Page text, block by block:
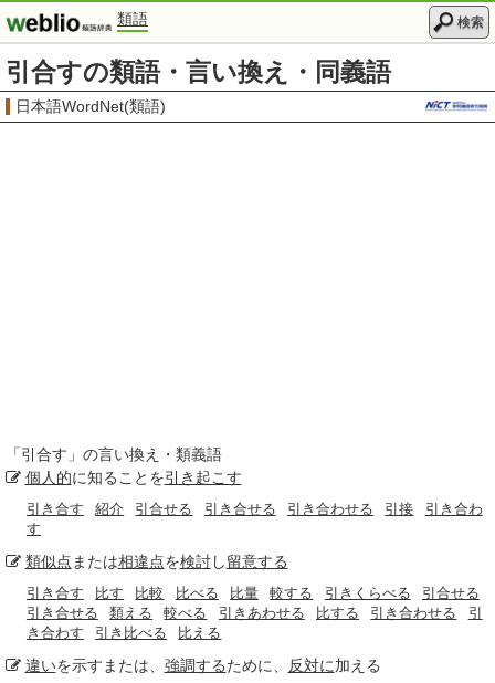
類語 検索
引合すの類語・言い換え・同義語
日本語WordNet(類語)
「引合す 」の言い換え・類義語
個人的に知ることを引き起こす
引き合す 紹介 引合せる 引き合せる 引き合わせる 引接
引き合わ
す
類似点 または相違点を検討し留意する
引き合す 比す 比較 比べる 比量 較する 引きくらべる
引合せる
引き合せる
類える 較べる 引きあわせる 比する 引き合わせる
引
き合わす
引き比べる 比える
違いを示すまたは、 強調するために、 反対に加える